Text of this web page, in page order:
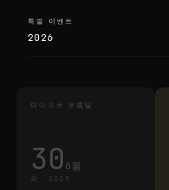
특별 이벤트
특별 이벤트
2026
마이크로 보름달
30 6월
화 · 2026